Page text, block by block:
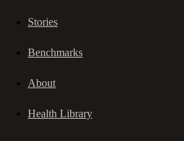
Stories
Benchmarks
About
Health Library